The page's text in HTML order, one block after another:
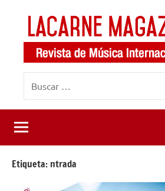
contenido
LaCarne
Magazine
de
música
internacional
Etiqueta: ntrada